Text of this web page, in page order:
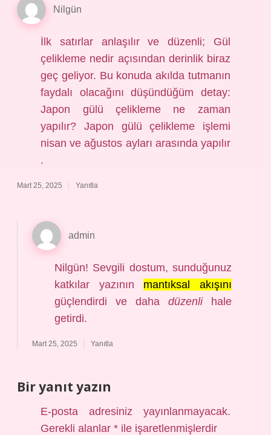
Nilgün
İlk satırlar anlaşılır ve düzenli; Gül
çelikleme nedir açısından derinlik biraz
geç geliyor. Bu konuda akılda tutmanın
faydalı olacağını düşündüğüm detay:
Japon gülü çelikleme ne zaman
yapılır? Japon gülü çelikleme işlemi
nisan ve ağustos ayları arasında yapılır
.
Mart 25, 2025 Yanıtla
admin
Nilgün! Sevgili dostum, sunduğunuz
katkılar yazının mantıksal akışını
güçlendirdi ve dahadüzenlihale
getirdi.
Mart 25, 2025 Yanıtla
Bir yanıt yazın
E-posta adresiniz yayınlanmayacak.
Gerekli alanlar* ile işaretlenmişlerdir